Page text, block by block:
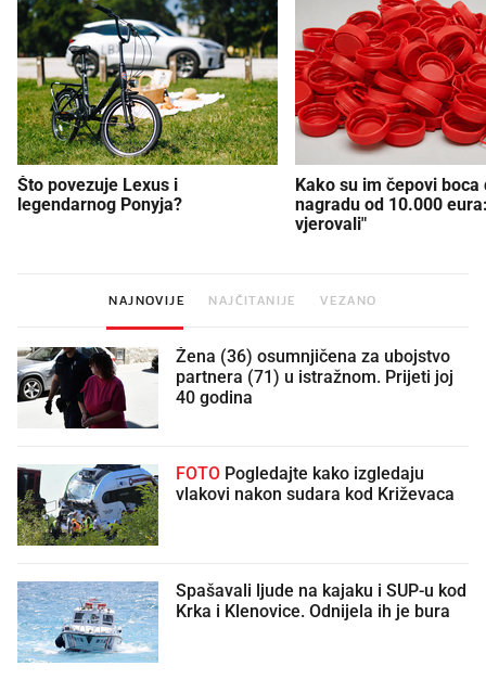
Što povezuje Lexus i
legendarnog Ponyja?
Kako su im čepovi boca
nagradu od 10.000
vjerovali"
NAJNOVIJE NAJČITANIJE VEZANO
Žena (36) osumnjičena za ubojstvo
partnera (71) u istražnom. Prijeti joj
40 godina
FOTO
vlakovi nakon sudara kod Križevaca
Spašavali ljude na kajaku i SUP-u kod
Krka i Klenovice. Odnijela ih je bura